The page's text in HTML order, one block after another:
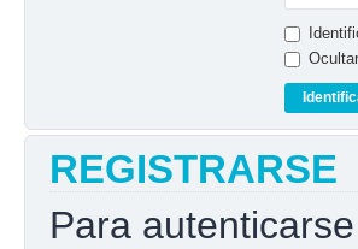
REGISTRARSE
Para